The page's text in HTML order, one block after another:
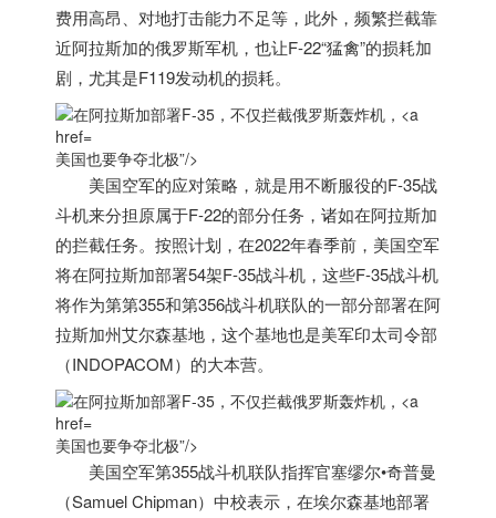
费用高昂、对地打击能力不足等，此外，频繁拦截靠
近阿拉斯加的俄罗斯军机，也让F-22“猛禽”的损耗加
剧，尤其是F119发动机的损耗。
美国也要争夺北极”/>
美国空军的应对策略，就是用不断服役的F-35战
斗机来分担原属于F-22的部分任务，诸如在阿拉斯加
的拦截任务。按照计划，在2022年春季前， 美国空军
将在阿拉斯加部署54架F-35战斗机，这些F-35战斗机
将作为第第355和第356战斗机联队的一部分部署在阿
拉斯加州艾尔森基地，这个基地也是美军印太司令部
（INDOPACOM）的大本营。
美国也要争夺北极”/>
美国空军第355战斗机联队指挥官塞缪尔•奇普曼
（Samuel Chipman）中校表示，在埃尔森基地部署